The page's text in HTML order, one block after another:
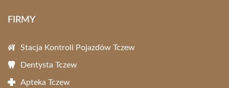
FIRMY
Stacja Kontroli Pojazdów Tczew
Dentysta Tczew
Apteka Tczew